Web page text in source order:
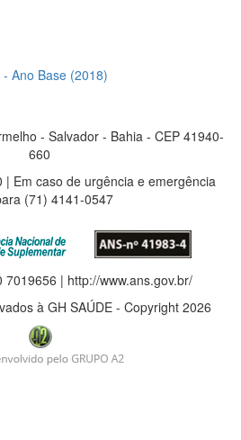
- Ano Base (2018)
- Salvador - Bahia - CEP 41940-
660
Em caso de urgência e emergência
(71) 4141-0547
7019656 | http://www.ans.gov.br/
à GH SAÚDE - Copyright 2026